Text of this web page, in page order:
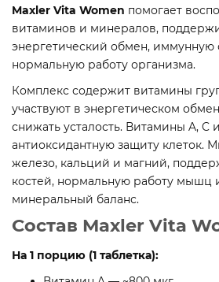
Maxler Vita Women помогает
витаминов и минералов,
энергетический обмен, иммунную
нормальную работу организма.
Комплекс содержит витамины
участвуют в энергетическом
снижать усталость. Витамины A, C
антиоксидантную защиту клеток.
железо, кальций и магний,
костей, нормальную работу мышц
минеральный баланс.
Состав Maxler Vita
На 1 порцию (1 таблетка):